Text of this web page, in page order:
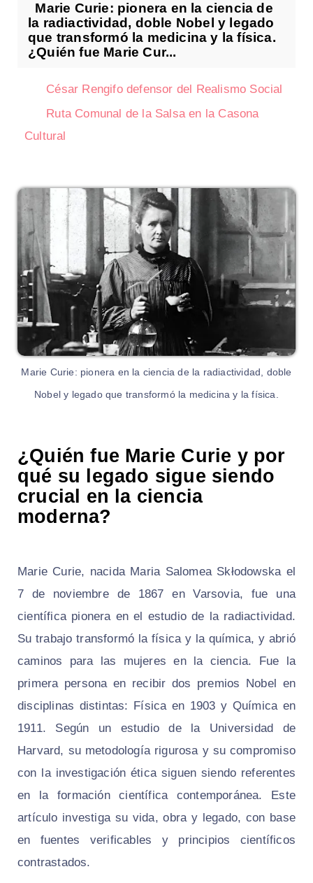
Marie Curie: pionera en la ciencia de
la radiactividad, doble Nobel y legado
que transformó la medicina y la física.
¿Quién fue Marie Cur...
César Rengifo defensor del Realismo Social
Ruta Comunal de la Salsa en la Casona
Cultural
Marie Curie: pionera en la ciencia de la radiactividad, doble
Nobel y legado que transformó la medicina y la física.
¿Quién fue Marie Curie y por
qué su legado sigue siendo
crucial en la ciencia
moderna?
Marie Curie, nacida Maria Salomea Skłodowska el
7 de noviembre de 1867 en Varsovia, fue una
científica pionera en el estudio de la radiactividad.
Su trabajo transformó la física y la química, y abrió
caminos para las mujeres en la ciencia. Fue la
primera persona en recibir dos premios Nobel en
disciplinas distintas: Física en 1903 y Química en
1911. Según un estudio de la Universidad de
Harvard, su metodología rigurosa y su compromiso
con la investigación ética siguen siendo referentes
en la formación científica contemporánea. Este
artículo investiga su vida, obra y legado, con base
en fuentes verificables y principios científicos
contrastados.